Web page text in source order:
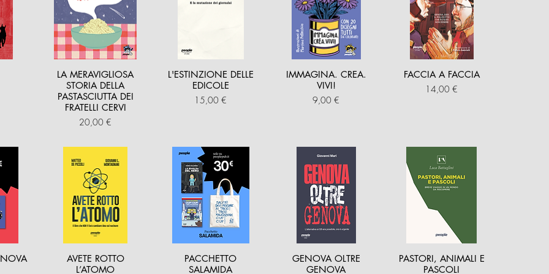
LA MERAVIGLIOSA
STORIA DELLA
PASTASCIUTTA DEI
FRATELLI CERVI
Prezzo
20,00 €
L'ESTINZIONE DELLE
EDICOLE
Prezzo
15,00 €
IMMAGINA. CREA.
VIVI!
Prezzo
9,00 €
FACCIA A FACCIA
Prezzo
14,00 €
AVETE ROTTO
L’ATOMO
PACCHETTO
SALAMIDA
GENOVA OLTRE
GENOVA
PASTORI, ANIMALI E
PASCOLI